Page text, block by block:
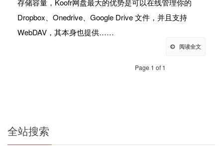
存储容量，Koofr网盘最大的优势是可以在线管理你的
Dropbox、Onedrive、Google Drive 文件，并且支持
WebDAV，其本身也提供……
阅读全文
Page 1 of 1
全站搜索